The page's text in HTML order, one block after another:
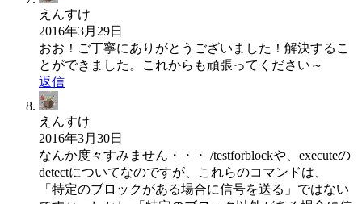
えんすけ
2016年3月29日
おお！ご丁寧にありがとうございました！解決するこ
とができました。これからも頑張ってください～
返信
えんすけ
2016年3月30日
なんか度々すみません・・・ /testforblockや、executeの
detectについてなのですが、これらのコマンドは、
「特定のブロックがある場合に信号を送る」ではない